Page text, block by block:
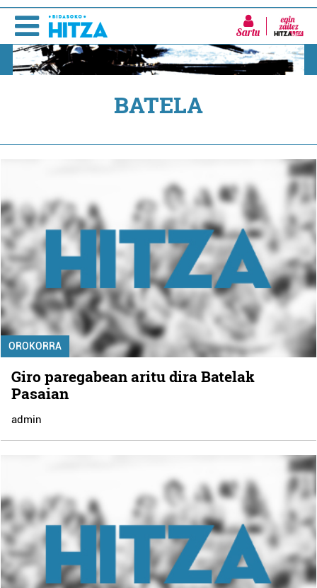
Sartu
BATELA
OROKORRA
Giro paregabean aritu dira Batelak
Pasaian
admin